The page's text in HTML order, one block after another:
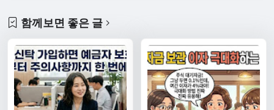
함께보면 좋은 글